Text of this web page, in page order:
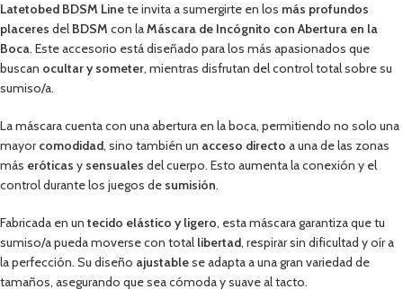
Latetobed BDSM Linete invita a sumergirte en los más profundos
placeres del BDSM con laMáscara de Incógnito con Abertura en la
Boca. Este accesorio está diseñado para los más apasionados que
buscan ocultar y someter, mientras disfrutan del control total sobre su
sumiso/a.
La máscara cuenta con una abertura en la boca, permitiendo no solo una
mayorcomodidad, sino también un acceso directo a una de las zonas
más eróticas y sensuales del cuerpo. Esto aumenta la conexión y el
control durante los juegos de sumisión.
Fabricada en un tecido elástico y ligero, esta máscara garantiza que tu
sumiso/a pueda moverse con total libertad, respirar sin dificultad y oír a
la perfección. Su diseño ajustablese adapta a una gran variedad de
tamaños, asegurando que sea cómoda y suave al tacto.